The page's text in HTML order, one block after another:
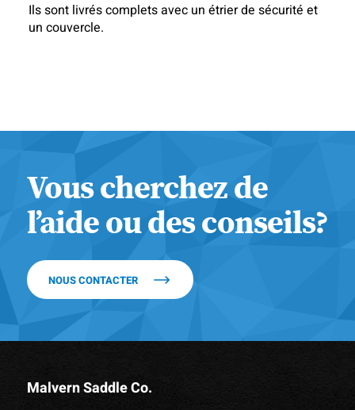
Ils sont livrés complets avec un étrier de sécurité et
un couvercle.
Vous cherchez de
l’aide ou des conseils?
NOUS CONTACTER
Malvern Saddle Co.